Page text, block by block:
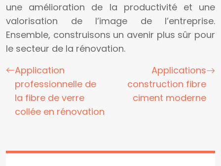
une amélioration de la productivité et une
valorisation de l’image de l’entreprise.
Ensemble, construisons un avenir plus sûr pour
le secteur de la rénovation.
Application
professionnelle de
la fibre de verre
collée en rénovation
Applications
construction fibre
ciment moderne